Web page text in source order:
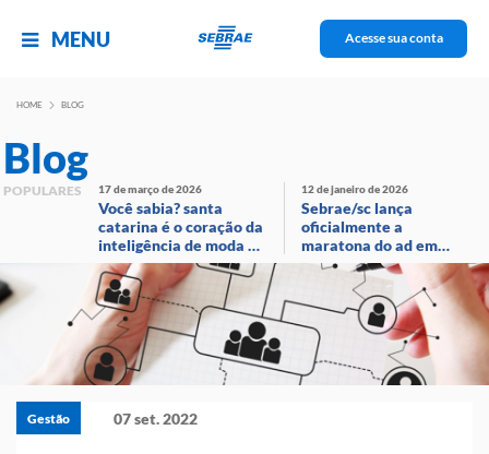
MENU Acesse sua conta
HOME BLOG
Blog
POPULARES 17 de março de 2026
Você sabia? santa
catarina é o coração da
inteligência de moda no
brasil!
12 de janeiro de 2026
Sebrae/sc lança
oficialmente a
maratona do ad em
evento com
transmissão ao vivo
Gestão 07 set. 2022